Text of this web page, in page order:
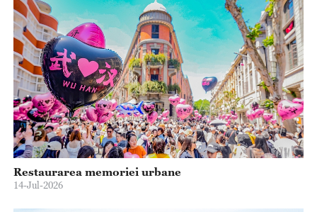
Restaurarea memoriei urbane
14-Jul-2026